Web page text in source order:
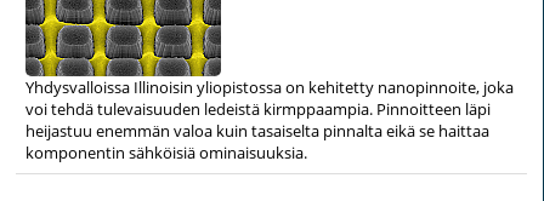
Yhdysvalloissa Illinoisin yliopistossa on kehitetty nanopinnoite, joka
voi tehdä tulevaisuuden ledeistä kirmppaampia. Pinnoitteen läpi
heijastuu enemmän valoa kuin tasaiselta pinnalta eikä se haittaa
komponentin sähköisiä ominaisuuksia.